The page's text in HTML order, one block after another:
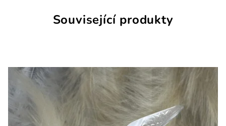
Související produkty